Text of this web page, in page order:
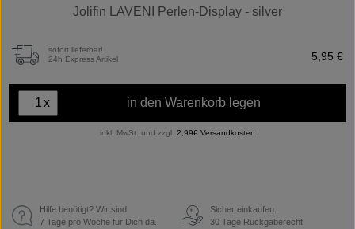
Jolifin LAVENI Perlen-Display - silver
sofort lieferbar!
24h Express Artikel
5,95 €
x in den Warenkorb legen
inkl. MwSt. und zzgl. 2,99€ Versandkosten
Hilfe benötigt? Wir sind
7 Tage pro Woche für Dich da.
€
Sicher einkaufen.
30 Tage Rückgaberecht